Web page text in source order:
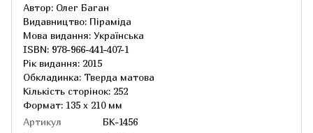
Автор: Олег Баган
Видавництво: Піраміда
Мова видання: Українська
ISBN: 978-966-441-407-1
Рік видання: 2015
Обкладинка: Тверда матова
Кількість сторінок: 252
Формат: 135 x 210 мм
Артикул
БК-1456